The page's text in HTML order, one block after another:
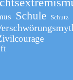
Schule Schutz